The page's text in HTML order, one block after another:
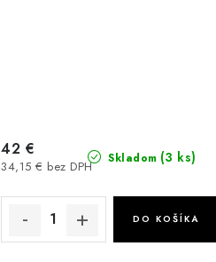
Skladom (3 ks)
34,15 € bez DPH
42 €
DO KOŠÍKA